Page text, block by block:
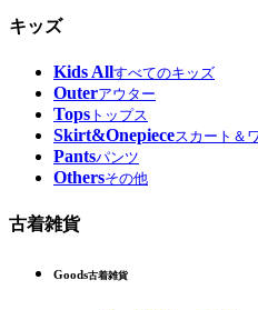
キッズ
Kids Allすべてのキッズ
Outerアウター
Tops トップス
Skirt&Onepieceスカート＆
Pantsパンツ
Othersその他
古着雑貨
Goods古着雑貨